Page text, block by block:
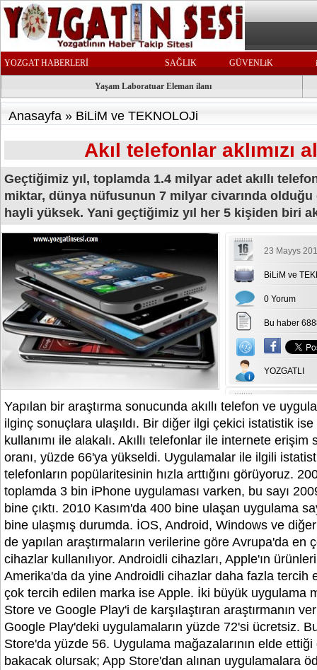
YOZGAT HABERLERİ SAĞLIK GÜVENLiK
Yaşam Laboratuar Eleman ilanı
Anasayfa » BiLiM ve TEKNOLOJi
Akıl telefonlar aklımızı
Geçtiğimiz yıl, toplamda 1.4 milyar adet akıllı
miktar, dünya nüfusunun 7 milyar civarında
hayli yüksek. Yani geçtiğimiz yıl her 5 kişiden biri
23 Mayys
BiLiM ve
0 Yorum
Bu haber
YOZGATLI
Yapılan bir araştırma sonucunda akıllı telefon ve
ilginç sonuçlara ulaşıldı. Bir diğer ilgi çekici istatistik
kullanımı ile alakalı. Akıllı telefonlar ile internete erişim
oranı, yüzde 66'ya yükseldi. Uygulamalar ile ilgili
telefonların popülaritesinin hızla arttığını görüyoruz.
toplamda 3 bin iPhone uygulaması varken, bu sayı
bine çıktı. 2010 Kasım'da 400 bine ulaşan uygulama
bine ulaşmış durumda. İOS, Android, Windows ve
de yapılan araştırmaların verilerine göre Avrupa'da en
cihazlar kullanılıyor. Androidli cihazları, Apple'ın
Amerika'da da yine Androidli cihazlar daha fazla tercih
çok tercih edilen marka ise Apple. İki büyük uygulama
Store ve Google Play'i de karşılaştıran araştırmanın
Google Play'deki uygulamaların yüzde 72'si ücretsiz.
Store'da yüzde 56. Uygulama mağazalarının elde
bakacak olursak; App Store'dan alınan uygulamalara